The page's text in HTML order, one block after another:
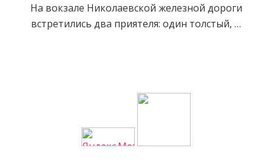
На вокзале Николаевской железной дороги
встретились два приятеля: один толстый, …